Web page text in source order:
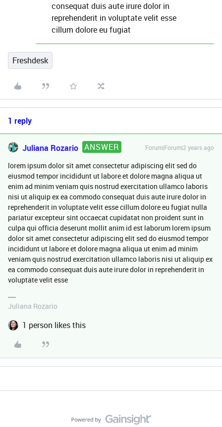
consequat duis aute irure dolor in
reprehenderit in voluptate velit esse
cillum dolore eu fugiat
Freshdesk
1 reply
Juliana Rozario ANSWER Forum|Forum|2 years ago
lorem ipsum dolor sit amet consectetur adipiscing elit sed do
eiusmod tempor incididunt ut labore et dolore magna aliqua ut
enim ad minim veniam quis nostrud exercitation ullamco laboris
nisi ut aliquip ex ea commodo consequat duis aute irure dolor in
reprehenderit in voluptate velit esse cillum dolore eu fugiat nulla
pariatur excepteur sint occaecat cupidatat non proident sunt in
culpa qui officia deserunt mollit anim id est laborum lorem ipsum
dolor sit amet consectetur adipiscing elit sed do eiusmod tempor
incididunt ut labore et dolore magna aliqua ut enim ad minim
veniam quis nostrud exercitation ullamco laboris nisi ut aliquip ex
ea commodo consequat duis aute irure dolor in reprehenderit in
voluptate velit esse
Juliana Rozario
1 person likes this